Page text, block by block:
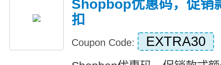
Shopbop优惠码，促销
扣
Coupon Code: EXTRA30